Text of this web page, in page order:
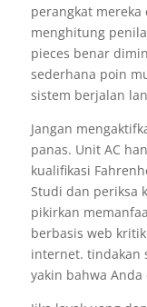
perangkat
menghitung
pieces benar
sederhana poin
sistem berjalan
Jangan
panas. Unit AC
kualifikasi
Studi dan periksa
pikirkan
berbasis web
internet. tindakan
yakin bahwa